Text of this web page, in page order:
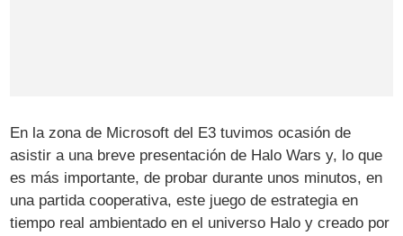
En la zona de Microsoft del E3 tuvimos ocasión de
asistir a una breve presentación de Halo Wars y, lo que
es más importante, de probar durante unos minutos, en
una partida cooperativa, este juego de estrategia en
tiempo real ambientado en el universo Halo y creado por